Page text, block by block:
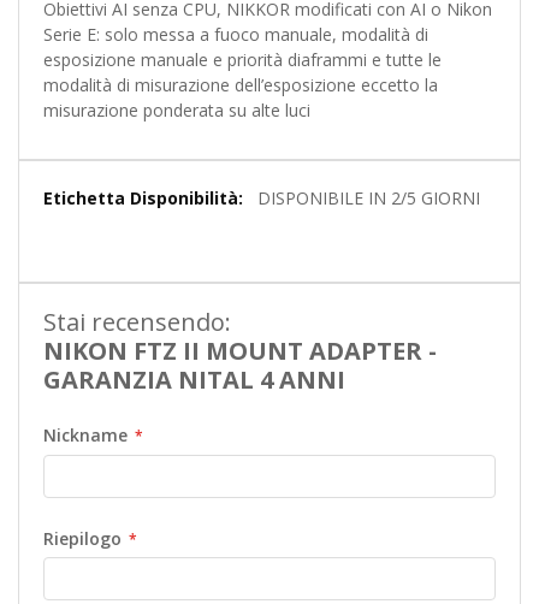
Obiettivi AI senza CPU, NIKKOR modificati con AI o Nikon
Serie E: solo messa a fuoco manuale, modalità di
esposizione manuale e priorità diaframmi e tutte le
modalità di misurazione dell’esposizione eccetto la
misurazione ponderata su alte luci
Maggiori
DISPONIBILE IN 2/5 GIORNI
Stai recensendo:
NIKON FTZ II MOUNT ADAPTER -
GARANZIA NITAL 4 ANNI
Nickname
Riepilogo